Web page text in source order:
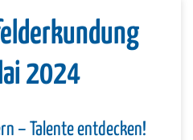
2024
– Talente entdecken!